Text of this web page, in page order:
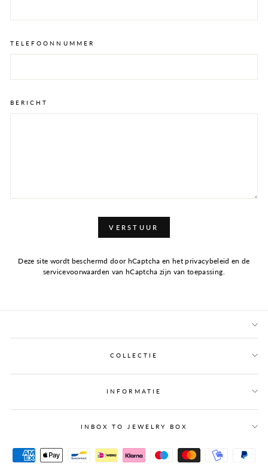
TELEFOONNUMMER
BERICHT
VERSTUUR
Deze site wordt beschermd door hCaptcha en hetprivacybeleid en de
servicevoorwaarden van hCaptcha zijn van toepassing.
COLLECTIE
INFORMATIE
INBOX TO JEWELRY BOX